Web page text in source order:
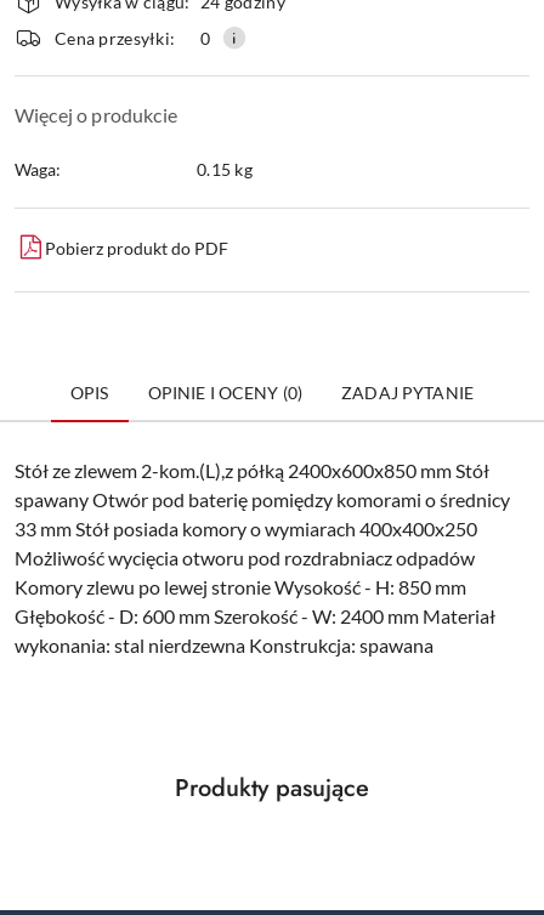
Wyślij
i
dostawa
Cena przesyłki:
0
Więcej o produkcie
Waga: 0.15 kg
Pobierz produkt do PDF
OPIS OPINIE I OCENY (0) ZADAJ PYTANIE
Stół ze zlewem 2-kom.(L),z półką 2400x600x850 mm Stół
spawany Otwór pod baterię pomiędzy komorami o średnicy
33 mm Stół posiada komory o wymiarach 400x400x250
Możliwość wycięcia otworu pod rozdrabniacz odpadów
Komory zlewu po lewej stronie Wysokość - H: 850 mm
Głębokość - D: 600 mm Szerokość - W: 2400 mm Materiał
wykonania: stal nierdzewna Konstrukcja: spawana
Pomiń karuzelę produktów
Produkty
Produkty pasujące